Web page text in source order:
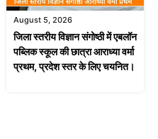
August 5, 2026
जिला स्तरीय विज्ञान संगोष्ठी में एबलॉन
पब्लिक स्कूल की छात्रा आराध्या वर्मा
प्रथम, प्रदेश स्तर के लिए चयनित।